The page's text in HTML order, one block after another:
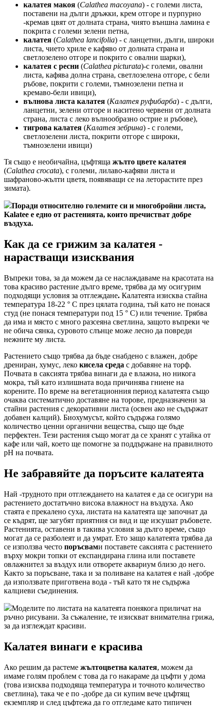
калатея макоя (Calathea macoyana) - с големи листа,
поставени на дълги дръжки, крем отгоре и пурпурно
-кремав цвят от долната страна, чиято външна ламина е
покрита с големи зелени петна,
калатея (Calathea lancifolia) - с ланцетни, дълги, широки
листа, чието хриле е кафяво от долната страна и
светлозелено отгоре и покрито с овални шарки),
калатея с ресни (Calathea picturata)-с големи, овални
листа, кафява долна страна, светлозелена отгоре, с бели
ръбове, покрити с големи, тъмнозелени петна и
кремаво-бели ивици),
вълнова листа калатея (Калатея руфибарба) - с дълги,
ланцетни, зелени отгоре и наситено червени от долната
страна, листа с леко вълнообразно острие и ръбове),
тигрова калатея (Калатея зебрина) - с големи,
светлозелени листа, покрити отгоре с широки,
тъмнозелени ивици)
Тя също е необичайна, цъфтяща жълто цвете калатея
(Calathea crocata), с големи, лилаво-кафяви листа и
шафраново-жълти цветя, появяващи се на леторастите през
зимата).
Поради относително големите си и многобройни листа,
Kalatee е едно от растенията, които пречистват добре
въздуха.
Как да се грижим за калатея -
нарастващи изисквания
Въпреки това, за да можем да се наслаждаваме на красотата на
това красиво растение дълго време, трябва да му осигурим
подходящи условия за отглеждане. Калатеята изисква стайна
температура 18-22 ° C през цялата година, тъй като не понася
студ (не понася температури под 15 ° C) или течение. Трябва
да има и място с много разсеяна светлина, защото въпреки че
не обича сянка, суровото слънце може лесно да повреди
нежните му листа.
Растението също трябва да бъде снабдено с влажен, добре
дрениран, хумус, леко кисела среда с добавяне на торф.
Почвата в саксията трябва винаги да е влажна, но никога
мокра, тъй като излишната вода причинява гниене на
корените. По време на вегетационния период калатеята също
очаква систематично доставяне на торове, предназначени за
стайни растения с декоративни листа (освен ако не съдържат
добавен калций). Биохумусът, който съдържа голямо
количество ценни органични вещества, също ще бъде
перфектен. Тези растения също могат да се хранят с утайка от
кафе или чай, което ще помогне за поддържане на правилното
рН на почвата.
Не забравяйте да поръсите калатеята
Най -трудното при отглеждането на калатея е да се осигури на
растението достатъчно висока влажност на въздуха. Ако
стаята е прекалено суха, листата на калатеята ще започнат да
се къдрят, ще загубят приятния си вид и ще изсушат ръбовете.
Растенията, оставени в такива условия за дълго време, също
могат да се разболеят и да умрат. Ето защо калатеята трябва да
се използва често поръсвами поставете саксията с растението
върху мокри топки от експандирана глина или поставете
овлажнител за въздух или отворете аквариум близо до него.
Както за поръсване, така и за поливане на калатея е най -добре
да използвате приготвена вода - тъй като тя не съдържа
калциеви съединения.
Моделите по листата на калатеята понякога приличат на
ръчно рисувани. За съжаление, те изискват внимателна грижа,
за да изглеждат красиви.
Калатея винаги е красива
Ако решим да растеме жълтоцветна калатея, можем да
имаме голям проблем с това да го накараме да цъфти у дома
(това изисква подходяща температура и точното количество
светлина), така че е по -добре да си купим вече цъфтящ
екземпляр и след цъфтежа да го отгледаме като типичен